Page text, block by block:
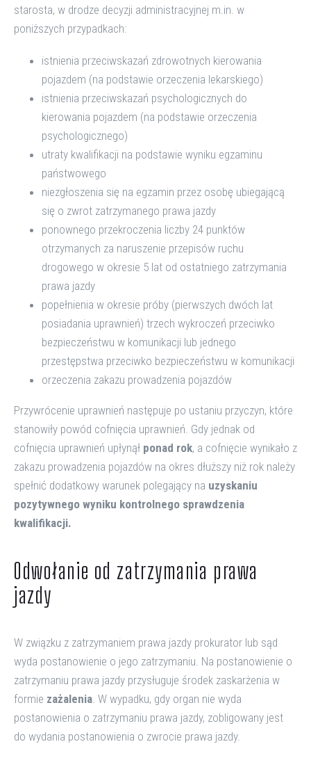
starosta, w drodze decyzji administracyjnej m.in. w
poniższych przypadkach:
istnienia przeciwskazań zdrowotnych kierowania
pojazdem (na podstawie orzeczenia lekarskiego)
istnienia przeciwskazań psychologicznych do
kierowania pojazdem (na podstawie orzeczenia
psychologicznego)
utraty kwalifikacji na podstawie wyniku egzaminu
państwowego
niezgłoszenia się na egzamin przez osobę ubiegającą
się o zwrot zatrzymanego prawa jazdy
ponownego przekroczenia liczby 24 punktów
otrzymanych za naruszenie przepisów ruchu
drogowego w okresie 5 lat od ostatniego zatrzymania
prawa jazdy
popełnienia w okresie próby (pierwszych dwóch lat
posiadania uprawnień) trzech wykroczeń przeciwko
bezpieczeństwu w komunikacji lub jednego
przestępstwa przeciwko bezpieczeństwu w komunikacji
orzeczenia zakazu prowadzenia pojazdów
Przywrócenie uprawnień następuje po ustaniu przyczyn, które
stanowiły powód cofnięcia uprawnień. Gdy jednak od
cofnięcia uprawnień upłynął ponad rok, a cofnięcie wynikało z
zakazu prowadzenia pojazdów na okres dłuższy niż rok należy
spełnić dodatkowy warunek polegający na uzyskaniu
pozytywnego wyniku kontrolnego sprawdzenia
kwalifikacji.
Odwołanie od zatrzymania prawa
jazdy
W związku z zatrzymaniem prawa jazdy prokurator lub sąd
wyda postanowienie o jego zatrzymaniu. Na postanowienie o
zatrzymaniu prawa jazdy przysługuje środek zaskarżenia w
formie zażalenia. W wypadku, gdy organ nie wyda
postanowienia o zatrzymaniu prawa jazdy, zobligowany jest
do wydania postanowienia o zwrocie prawa jazdy.